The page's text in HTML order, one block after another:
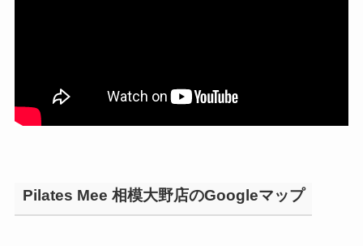
Pilates Mee 相模大野店のGoogleマップ